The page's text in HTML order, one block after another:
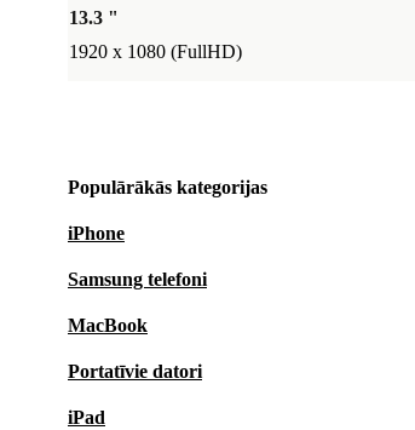
13.3 "
1920 x 1080 (FullHD)
Populārākās kategorijas
iPhone
Samsung telefoni
MacBook
Portatīvie datori
iPad